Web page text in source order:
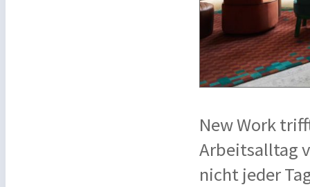
New Work
Arbeitsalltag
nicht jeder